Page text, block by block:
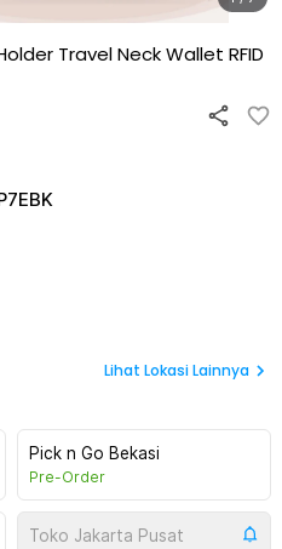
Travel Neck Wallet RFID
Lihat Lokasi Lainnya
Pick n Go Bekasi
Pre-Order
Toko Jakarta Pusat